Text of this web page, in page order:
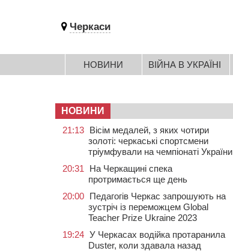
Черкаси
НОВИНИ ВІЙНА В УКРАЇНІ
НОВИНИ
21:13 Вісім медалей, з яких чотири
золоті: черкаські спортсмени
тріумфували на чемпіонаті України
20:31
На Черкащині спека
протримається ще день
20:00 Педагогів Черкас запрошують на
зустріч із переможцем Global
Teacher Prize Ukraine 2023
19:24 У Черкасах водійка протаранила
Duster, коли здавала назад